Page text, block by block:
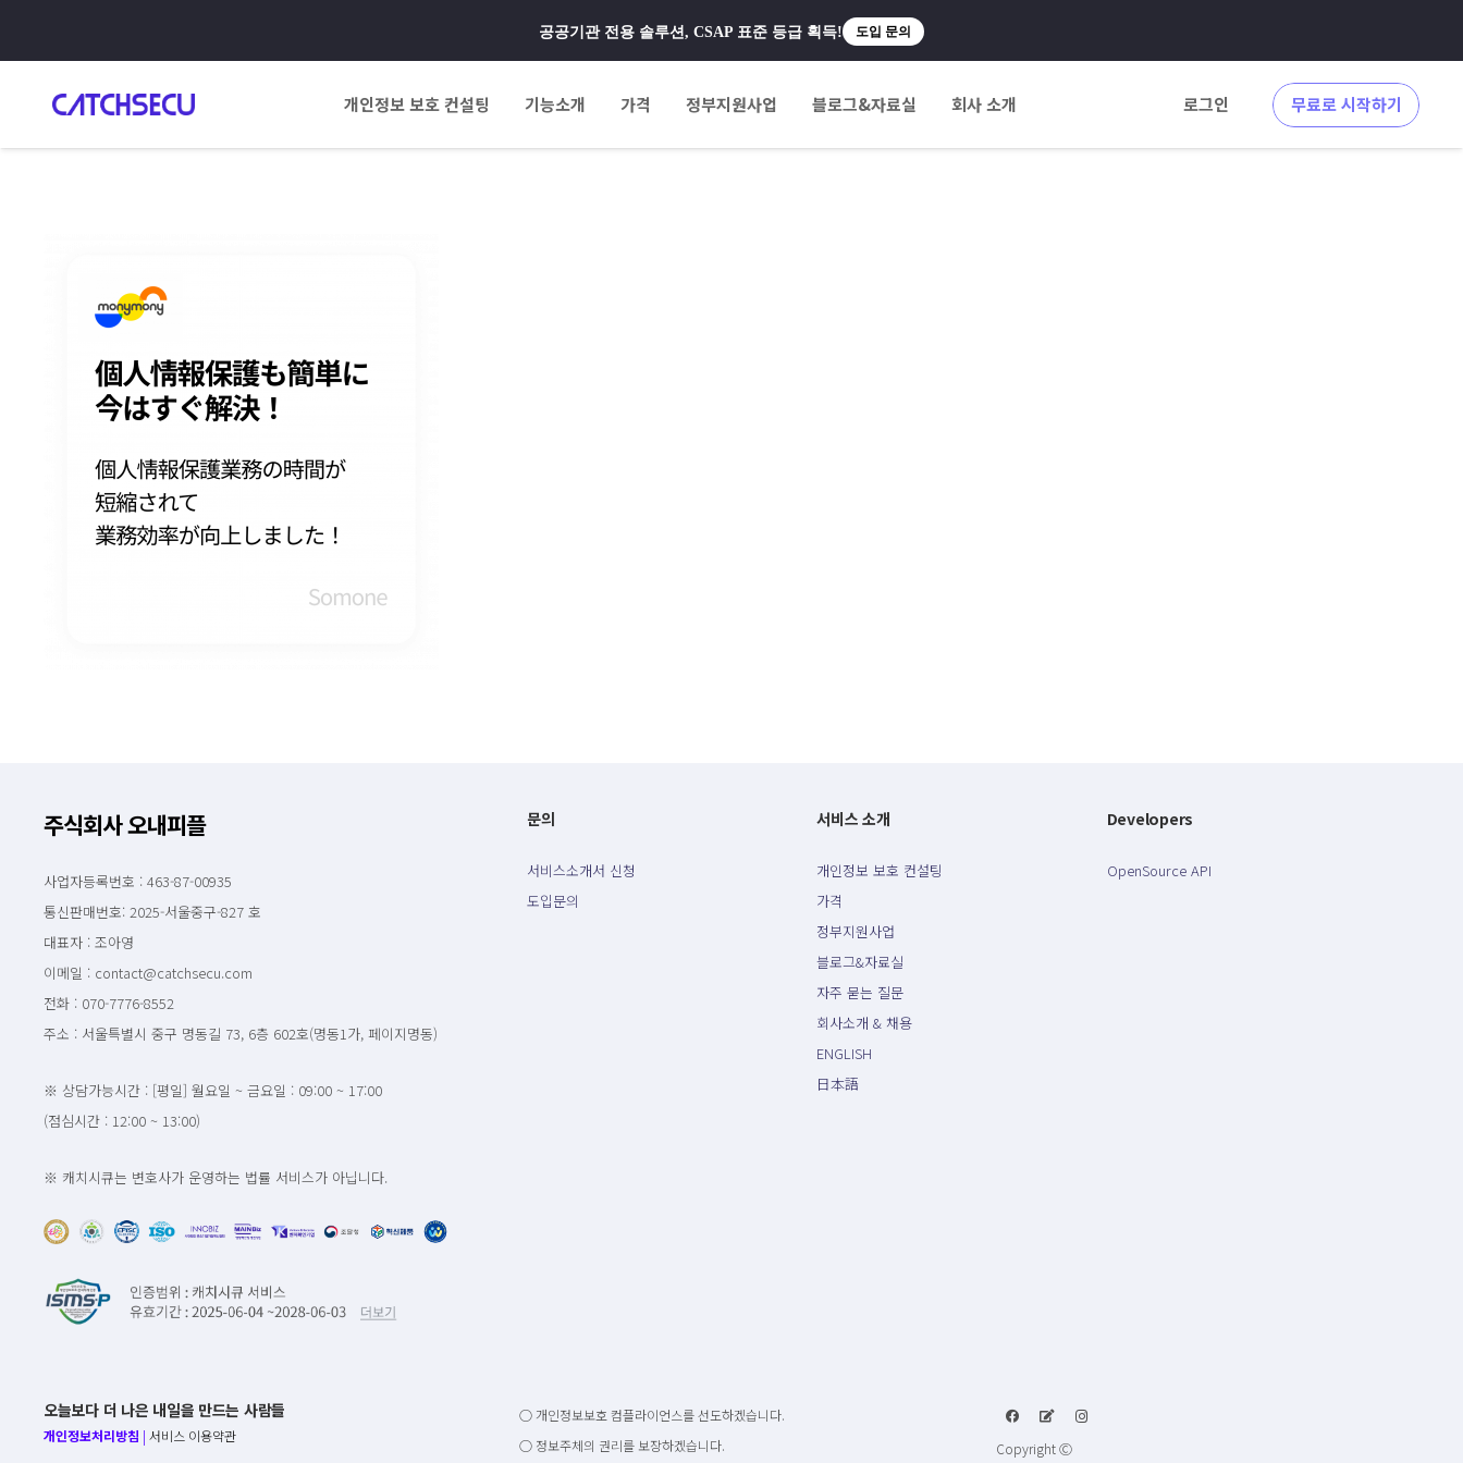
공공기관 전용 솔루션, CSAP 표준 등급 획득! 도입 문의
개인정보 보호 컨설팅 기능소개 가격 정부지원사업 블로그&자료실 회사 소개 로그인 무료로 시작하기
주식회사 오내피플
사업자등록번호 : 463-87-00935
통신판매번호: 2025-서울중구-827 호
대표자 : 조아영
이메일 : contact@catchsecu.com
전화 : 070-7776-8552
주소 : 서울특별시 중구 명동길 73, 6층 602호(명동1가, 페이지명동)
※ 상담가능시간 : [평일] 월요일 ~ 금요일 : 09:00 ~ 17:00
(점심시간 : 12:00 ~ 13:00)
※ 캐치시큐는 변호사가 운영하는 법률 서비스가 아닙니다.
문의
서비스소개서 신청
도입문의
서비스 소개
개인정보 보호 컨설팅
가격
정부지원사업
블로그&자료실
자주 묻는 질문
회사소개 & 채용
ENGLISH
日本語
Developers
OpenSource API
오늘보다 더 나은 내일을 만드는 사람들
개인정보처리방침 | 서비스 이용약관
○ 개인정보보호 컴플라이언스를 선도하겠습니다.
○ 정보주체의 권리를 보장하겠습니다.
Copyright Ⓒ